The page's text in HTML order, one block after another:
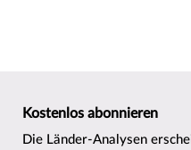
Kostenlos abonnieren
Die Länder-Analysen